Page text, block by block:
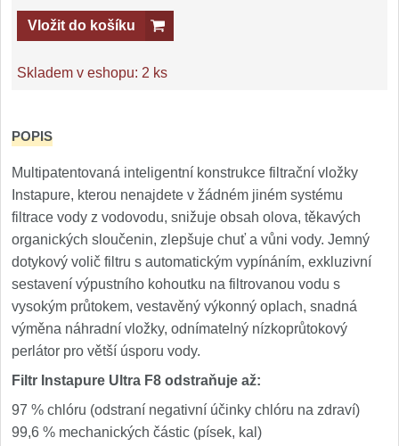
Vložit do košíku
Skladem v eshopu: 2 ks
POPIS
Multipatentovaná inteligentní konstrukce filtrační vložky
Instapure, kterou nenajdete v žádném jiném systému
filtrace vody z vodovodu, snižuje obsah olova, těkavých
organických sloučenin, zlepšuje chuť a vůni vody. Jemný
dotykový volič filtru s automatickým vypínáním, exkluzivní
sestavení výpustního kohoutku na filtrovanou vodu s
vysokým průtokem, vestavěný výkonný oplach, snadná
výměna náhradní vložky, odnímatelný nízkoprůtokový
perlátor pro větší úsporu vody.
Filtr Instapure Ultra F8 odstraňuje až:
97 % chlóru (odstraní negativní účinky chlóru na zdraví)
99,6 % mechanických částic (písek, kal)